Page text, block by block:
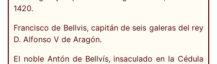
1420.
Francisco de Bellvis, capitán de seis galeras del rey
D. Alfonso V de Aragón.
El noble Antón de Bellvís, insaculado en la Cédula